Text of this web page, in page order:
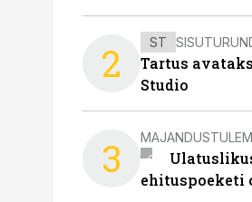
2 ST
Tartus
Studio
3
ehituspoeketi